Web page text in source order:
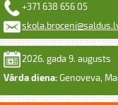
+371 638 656 05
2026. gada 9. augusts
Vārda diena: Genoveva,